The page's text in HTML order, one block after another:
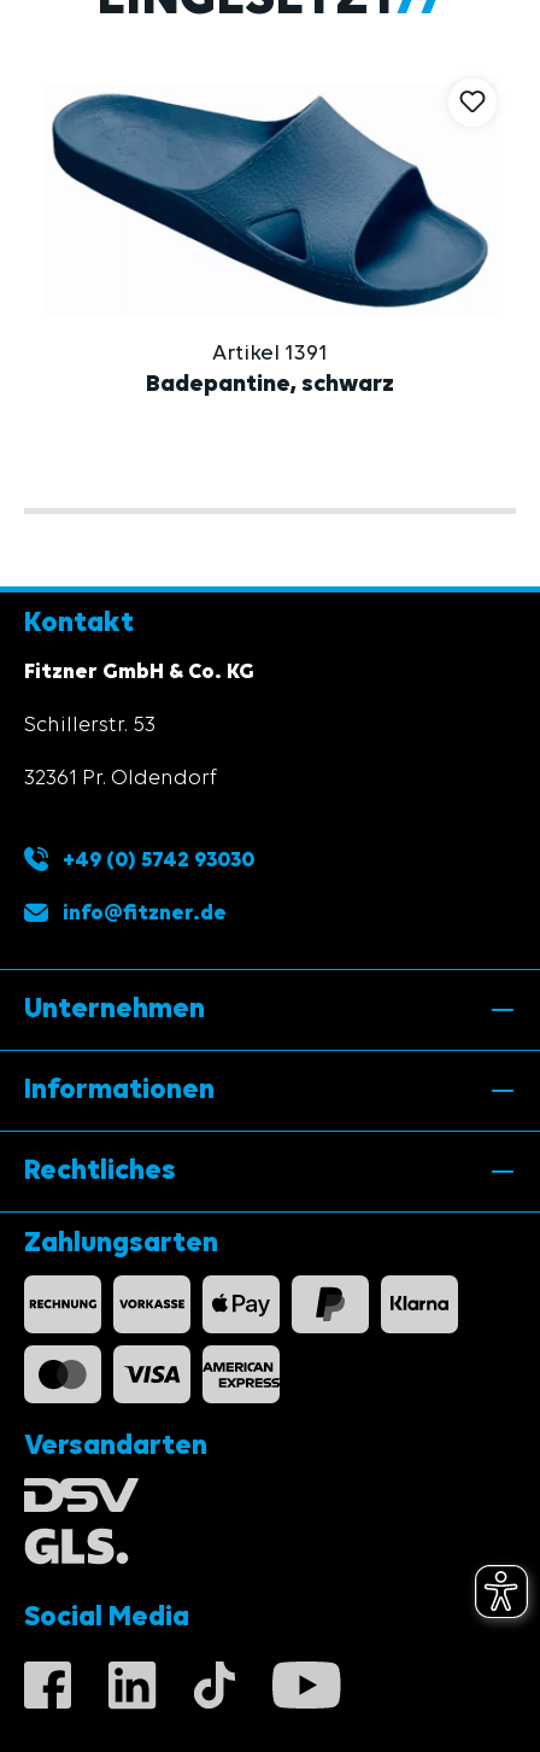
Artikel 1391
Badepantine, schwarz
Kontakt
Fitzner GmbH & Co. KG
Schillerstr. 53
32361 Pr. Oldendorf
+49 (0) 5742 93030
info@fitzner.de
Unternehmen
Informationen
Rechtliches
Zahlungsarten
Versandarten
Social Media